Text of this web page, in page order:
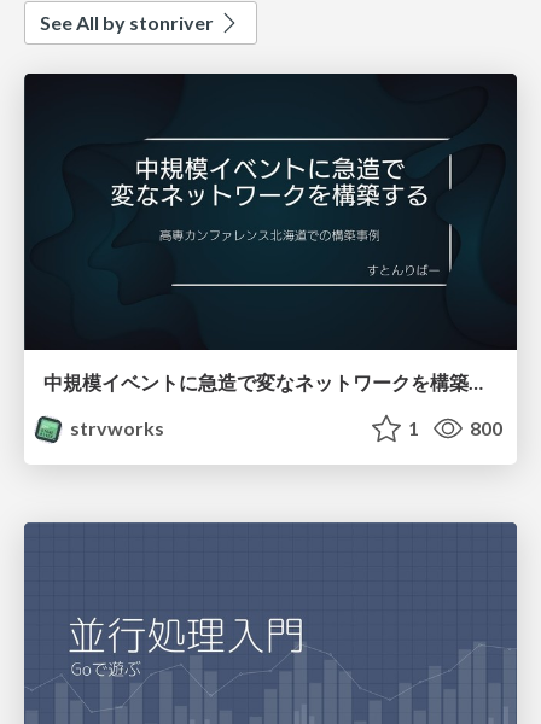
See All by stonriver
中規模イベントに急造で変なネットワークを構築する
strvworks
1 800